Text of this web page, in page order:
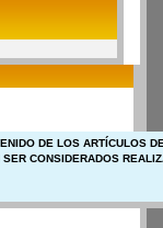
DE LOS ARTÍCULOS
SER CONSIDERADOS